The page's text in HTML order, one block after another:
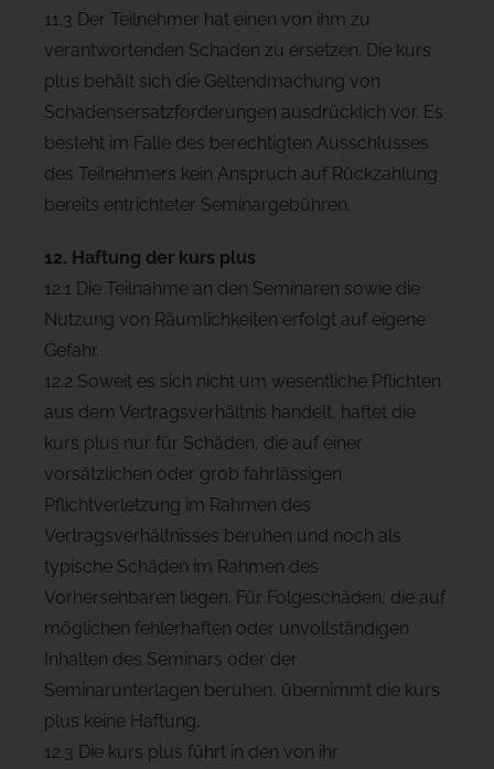
11.3 Der Teilnehmer hat einen von ihm zu
verantwortenden Schaden zu ersetzen. Die kurs
plus behält sich die Geltendmachung von
Schadensersatzforderungen ausdrücklich vor. Es
besteht im Falle des berechtigten Ausschlusses
des Teilnehmers kein Anspruch auf Rückzahlung
bereits entrichteter Seminargebühren.
12. Haftung der kurs plus
12.1 Die Teilnahme an den Seminaren sowie die
Nutzung von Räumlichkeiten erfolgt auf eigene
Gefahr.
12.2 Soweit es sich nicht um wesentliche Pflichten
aus dem Vertragsverhältnis handelt, haftet die
kurs plus nur für Schäden, die auf einer
vorsätzlichen oder grob fahrlässigen
Pflichtverletzung im Rahmen des
Vertragsverhältnisses beruhen und noch als
typische Schäden im Rahmen des
Vorhersehbaren liegen. Für Folgeschäden, die auf
möglichen fehlerhaften oder unvollständigen
Inhalten des Seminars oder der
Seminarunterlagen beruhen, übernimmt die kurs
plus keine Haftung.
12.3 Die kurs plus führt in den von ihr